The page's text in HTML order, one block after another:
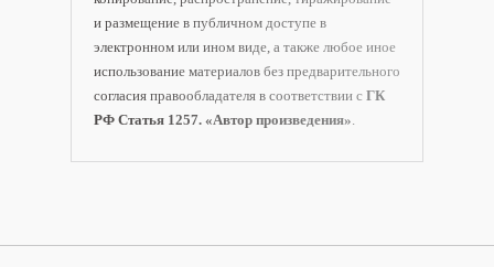
и размещение в публичном доступе в
электронном или ином виде, а также любое иное
использование материалов без предварительного
согласия правообладателя в соответствии с ГК
РФ Статья 1257. «Автор произведения»